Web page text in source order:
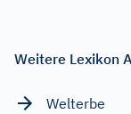
Weitere Lexikon
Welterbe